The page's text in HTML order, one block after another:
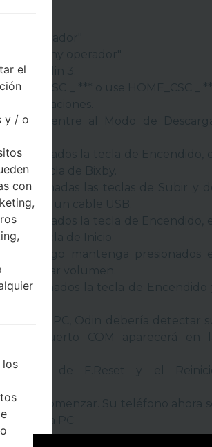
y operador"
a Odin 3.
use CSC _ *** o use HOME_CSC _ ***
y entre al Modo de Descarga.
presionados la tecla de Encendido, el
y la tecla de Bixby.
presionadas las teclas de Subir y de
un cable USB.
presionados la tecla de Encendido, el
y la tecla de Inicio.
luego mantenga presionados el
de Bajar volumen.
presionados la tecla de Encendido y
de F.Reset y el Reinicio
tecla Comenzar. Su teléfono ahora se
de la PC
el
y / o
con
los